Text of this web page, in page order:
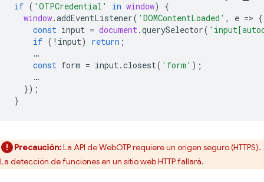
if ( 'OTPCredential' in window)
{
window.addEventListener( 'DOMContentLoaded' , e => {
const input = document.querySelector(
if ( ! input) return ;
…
const form = input.closest( 'form' );
…
});
}
Precaución:La API de WebOTP requiere un origen seguro (HTTPS).
La detección de funciones en un sitio web HTTP fallará.